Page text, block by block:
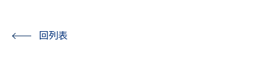
回列表